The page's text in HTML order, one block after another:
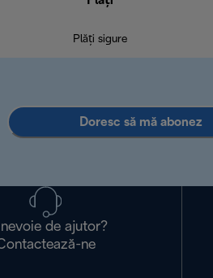
Plăți sigure
Doresc să mă abonez
de ajutor?
ne